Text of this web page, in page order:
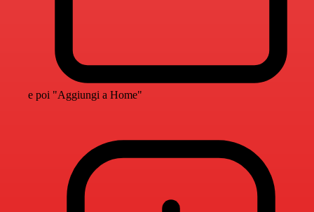
e poi "Aggiungi a Home"